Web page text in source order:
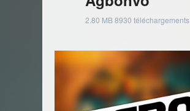
2.80 MB8930 téléchargements